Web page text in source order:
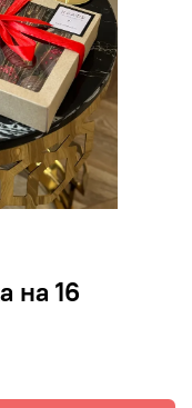
на 16